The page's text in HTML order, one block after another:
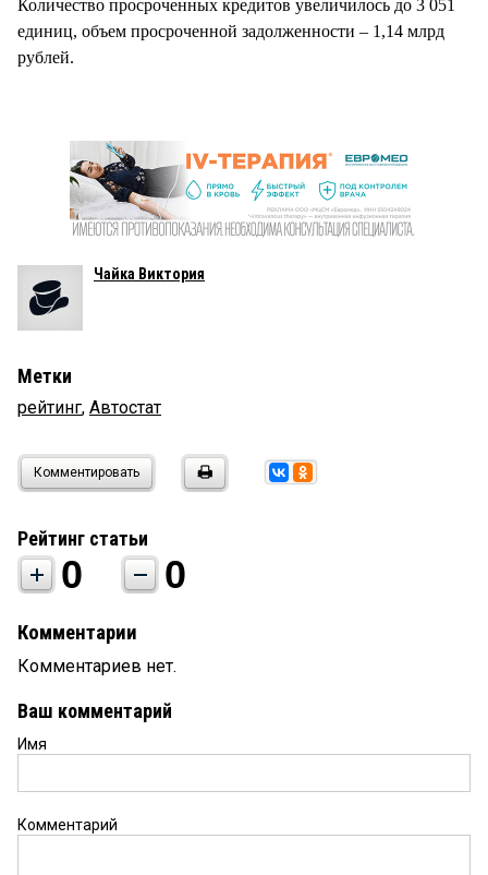
Количество просроченных кредитов увеличилось до 3 051
единиц, объем просроченной задолженности – 1,14 млрд
рублей.
Чайка Виктория
Метки
рейтинг, Автостат
Комментировать
Рейтинг статьи
0 0
Комментарии
Комментариев нет.
Ваш комментарий
Имя
Комментарий